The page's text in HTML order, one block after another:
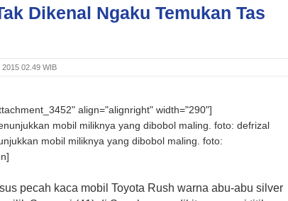
Dikenal Ngaku Temukan Tas
02.49 WIB
align="alignright" width="290"]
mobil miliknya yang dibobol maling. foto:
pecah kaca mobil Toyota Rush warna abu-abu silver